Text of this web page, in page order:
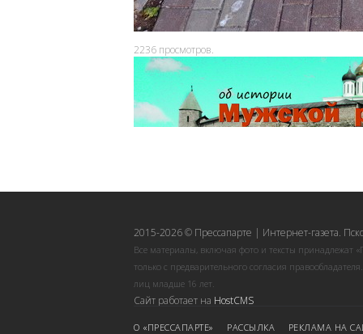
2236 просмотров.
2015-2026 © Прессапарте | Интернет-газета.
Все материалы, включая фото и тексты принадлежат
только с предварительного согласия
лиц младше 16 лет.
Сайт работает на HostCMS
О «ПРЕССАПАРТЕ» РАССЫЛКА РЕКЛАМА НА